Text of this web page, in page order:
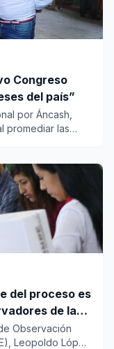
Congreso
del país”
por Áncash,
promediar las
del proceso es
de la
Observación
Leopoldo López